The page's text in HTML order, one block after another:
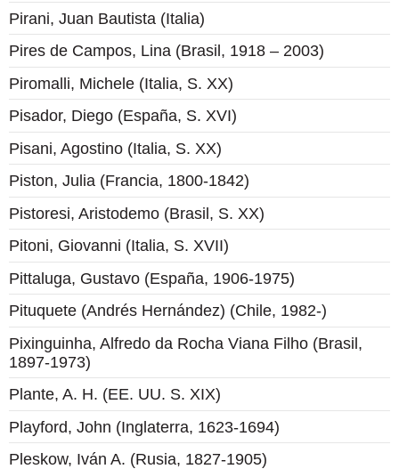
Pirani, Juan Bautista (Italia)
Pires de Campos, Lina (Brasil, 1918 – 2003)
Piromalli, Michele (Italia, S. XX)
Pisador, Diego (España, S. XVI)
Pisani, Agostino (Italia, S. XX)
Piston, Julia (Francia, 1800-1842)
Pistoresi, Aristodemo (Brasil, S. XX)
Pitoni, Giovanni (Italia, S. XVII)
Pittaluga, Gustavo (España, 1906-1975)​
Pituquete (Andrés Hernández) (Chile, 1982-)
Pixinguinha, Alfredo da Rocha Viana Filho (Brasil,
1897-1973)
Plante, A. H. (EE. UU. S. XIX)
Playford, John (Inglaterra, 1623-1694)
Pleskow, Iván A. (Rusia, 1827-1905)